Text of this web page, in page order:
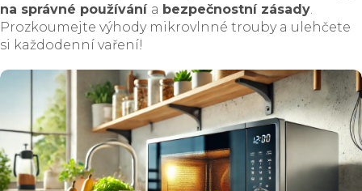
na správné používání a bezpečnostní zásady.
Prozkoumejte výhody mikrovlnné trouby a ulehčete
si každodenní vaření!
V
ý
p